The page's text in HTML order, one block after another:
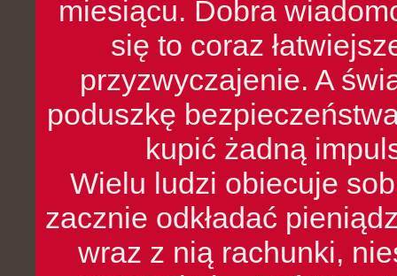
miesiącu. Dobra
się to coraz
przyzwyczajenie. A
poduszkę
kupić żadną
Wielu ludzi obiecuje
zacznie odkładać
wraz z nią rachunki,